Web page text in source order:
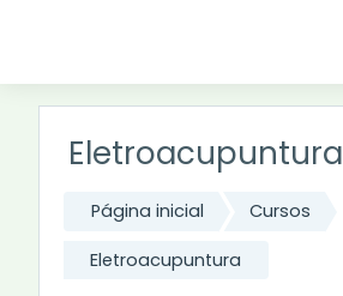
Eletroacupuntura
Página inicial Cursos
Eletroacupuntura